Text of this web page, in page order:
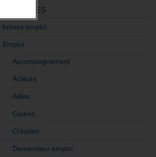
CATÉGORIES
brèves emploi
Emploi
Accompagnement
Acteurs
Aides
Cadres
Création
Demandeur emploi